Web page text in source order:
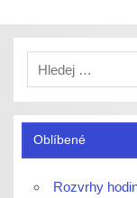
Oblíbené
Rozvrhy